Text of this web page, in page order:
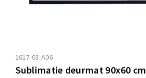
1617-03-A06
Sublimatie deurmat 90x60 cm